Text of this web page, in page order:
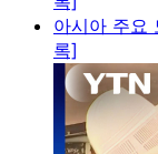
아시아 주요
록]